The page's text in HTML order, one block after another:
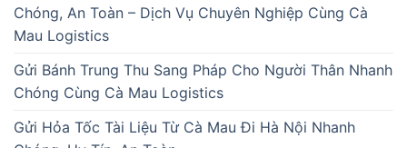
Chóng, An Toàn – Dịch Vụ Chuyên Nghiệp Cùng Cà
Mau Logistics
Gửi Bánh Trung Thu Sang Pháp Cho Người Thân Nhanh
Chóng Cùng Cà Mau Logistics
Gửi Hỏa Tốc Tài Liệu Từ Cà Mau Đi Hà Nội Nhanh